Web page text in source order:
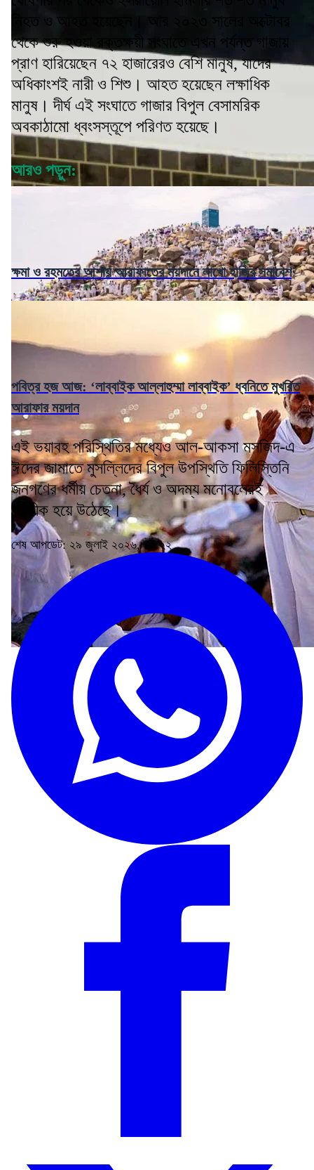
নিহত ও আহত হয়েছেন। আর ২০২৩ সালের অক্টোবর
থেকে শুরু হওয়া রক্তক্ষয়ী সংঘাতে এখন পর্যন্ত গাজায়
প্রাণ হারিয়েছেন ৭২ হাজারেরও বেশি মানুষ, যাদের
অধিকাংশই নারী ও শিশু। আহত হয়েছেন লক্ষাধিক
মানুষ। দীর্ঘ এই সংঘাতে গাজার বিপুল বেসামরিক
অবকাঠামো ধ্বংসস্তূপে পরিণত হয়েছে।
আরও পড়ুন:
ক্ষমা ও রহমতের আশায় আরাফাতের ময়দানে লাখো হাজির সমাবেশ
পবিত্র হজ আজ: ‘লাব্বাইক আল্লাহুম্মা লাব্বাইক’ ধ্বনিতে মুখরিত
আরাফার ময়দান
এই ভয়াবহ পরিস্থিতির মধ্যেও আল-আকসা মসজিদ-এ
ঈদের জামাতে মুসল্লিদের বিপুল উপস্থিতি ফিলিস্তিনি
জনগণের ধর্মীয় চেতনা, ধৈর্য ও অদম্য মনোবলেরই
প্রতীক হয়ে উঠেছে।
শেষ আপডেট: ২৯ জুলাই ২০২৬, ১০:২২